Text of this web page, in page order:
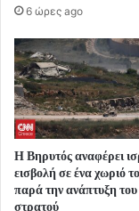
6 ώρες ago
Η Βηρυτός αναφέρει
εισβολή σε ένα χωριό
παρά την ανάπτυξη του
στρατού